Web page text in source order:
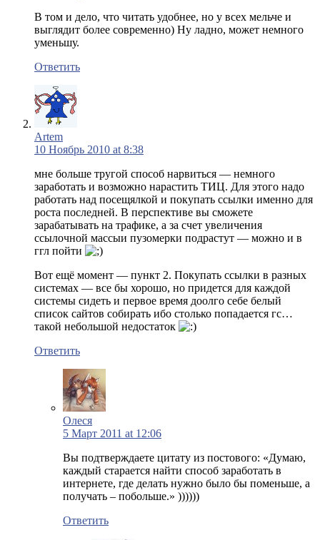
В том и дело, что читать удобнее, но у всех мельче и
выглядит более современно) Ну ладно, может немного
уменьшу.
Ответить
Artem
10 Ноябрь 2010 at 8:38
мне больше тругой способ нарвиться — немного
заработать и возможно нарастить ТИЦ. Для этого надо
работать над посещялкой и покупать ссылки именно для
роста последней. В перспективе вы сможете
зарабатывать на трафике, а за счет увеличения
ссылочной массыи пузомерки подрастут — можно и в
ггл пойти
Вот ещё момент — пункт 2. Покупать ссылки в разных
системах — все бы хорошо, но придется для каждой
системы сидеть и первое время доолго себе белый
список сайтов собирать ибо столько попадается гс…
такой небольшой недостаток
Ответить
Олеся
5 Март 2011 at 12:06
Вы подтверждаете цитату из постового: «Думаю,
каждый старается найти способ заработать в
интернете, где делать нужно было бы поменьше, а
получать – побольше.» ))))))
Ответить